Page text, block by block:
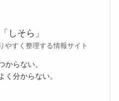
しそら」
やすく整理する情報サイト
からない。
く分からない。